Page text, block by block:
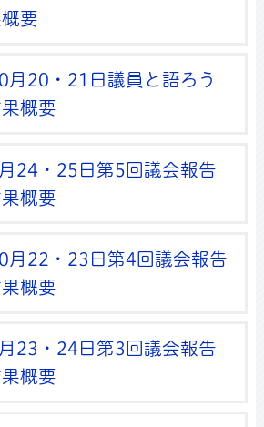
要
月20・21日議員と語ろう
概要
24・25日第5回議会報告
概要
月22・23日第4回議会報告
概要
23・24日第3回議会報告
概要